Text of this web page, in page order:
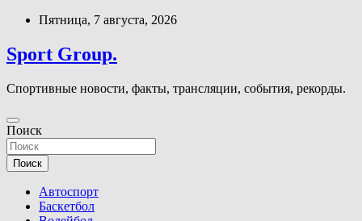
Перейти
содержимому
Пятница, 7 августа, 2026
Sport Group.
Спортивные новости, факты, трансляции, события, рекорды.
Поиск
Поиск
Автоспорт
Баскетбол